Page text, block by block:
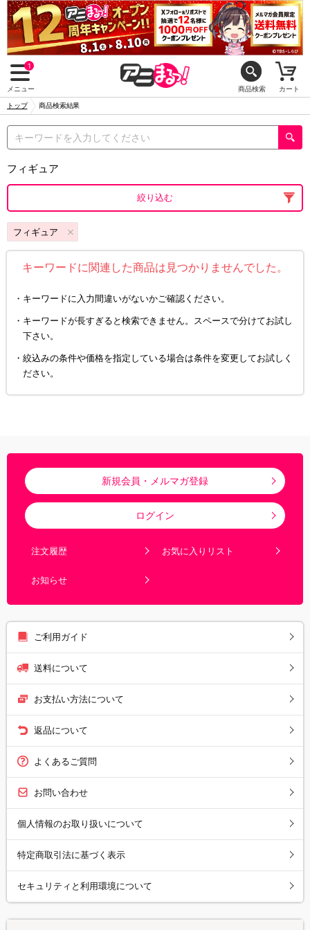
1
メニュー 商品検索 カート
トップ 商品検索結果
フィギュア
絞り込む
フィギュア
キーワードに関連した商品は見つかりませんでした。
キーワードに入力間違いがないかご確認ください。
キーワードが長すぎると検索できません。スペースで分けてお試し
下さい。
絞込みの条件や価格を指定している場合は条件を変更してお試しく
ださい。
新規会員・メルマガ登録
ログイン
注文履歴 お気に入りリスト
お知らせ
ご利用ガイド
送料について
お支払い方法について
返品について
よくあるご質問
お問い合わせ
個人情報のお取り扱いについて
特定商取引法に基づく表示
セキュリティと利用環境について